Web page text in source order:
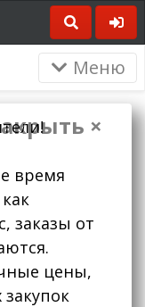
Меню
×
время
заказы от
цены,